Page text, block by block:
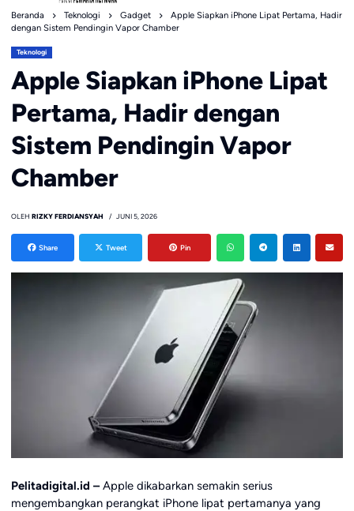
Beranda Teknologi Gadget
Apple Siapkan iPhone Lipat Pertama, Hadir
dengan Sistem Pendingin Vapor Chamber
Teknologi
Apple Siapkan iPhone Lipat
Pertama, Hadir dengan
Sistem Pendingin Vapor
Chamber
OLEH RIZKY FERDIANSYAH JUNI 5, 2026
Share Tweet Pin
Pelitadigital.id –Apple dikabarkan semakin serius
mengembangkan perangkat iPhone lipat pertamanya yang